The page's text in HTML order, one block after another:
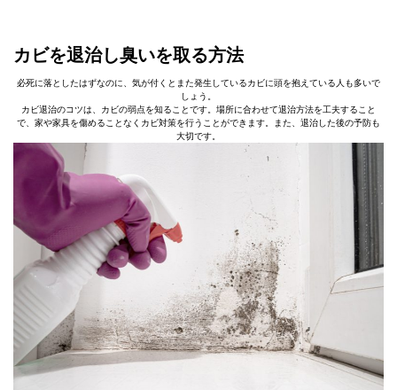
カビを退治し臭いを取る方法
必死に落としたはずなのに、気が付くとまた発生しているカビに頭を抱えている人も多いで
しょう。
カビ退治のコツは、カビの弱点を知ることです。場所に合わせて退治方法を工夫すること
で、家や家具を傷めることなくカビ対策を行うことができます。また、退治した後の予防も
大切です。